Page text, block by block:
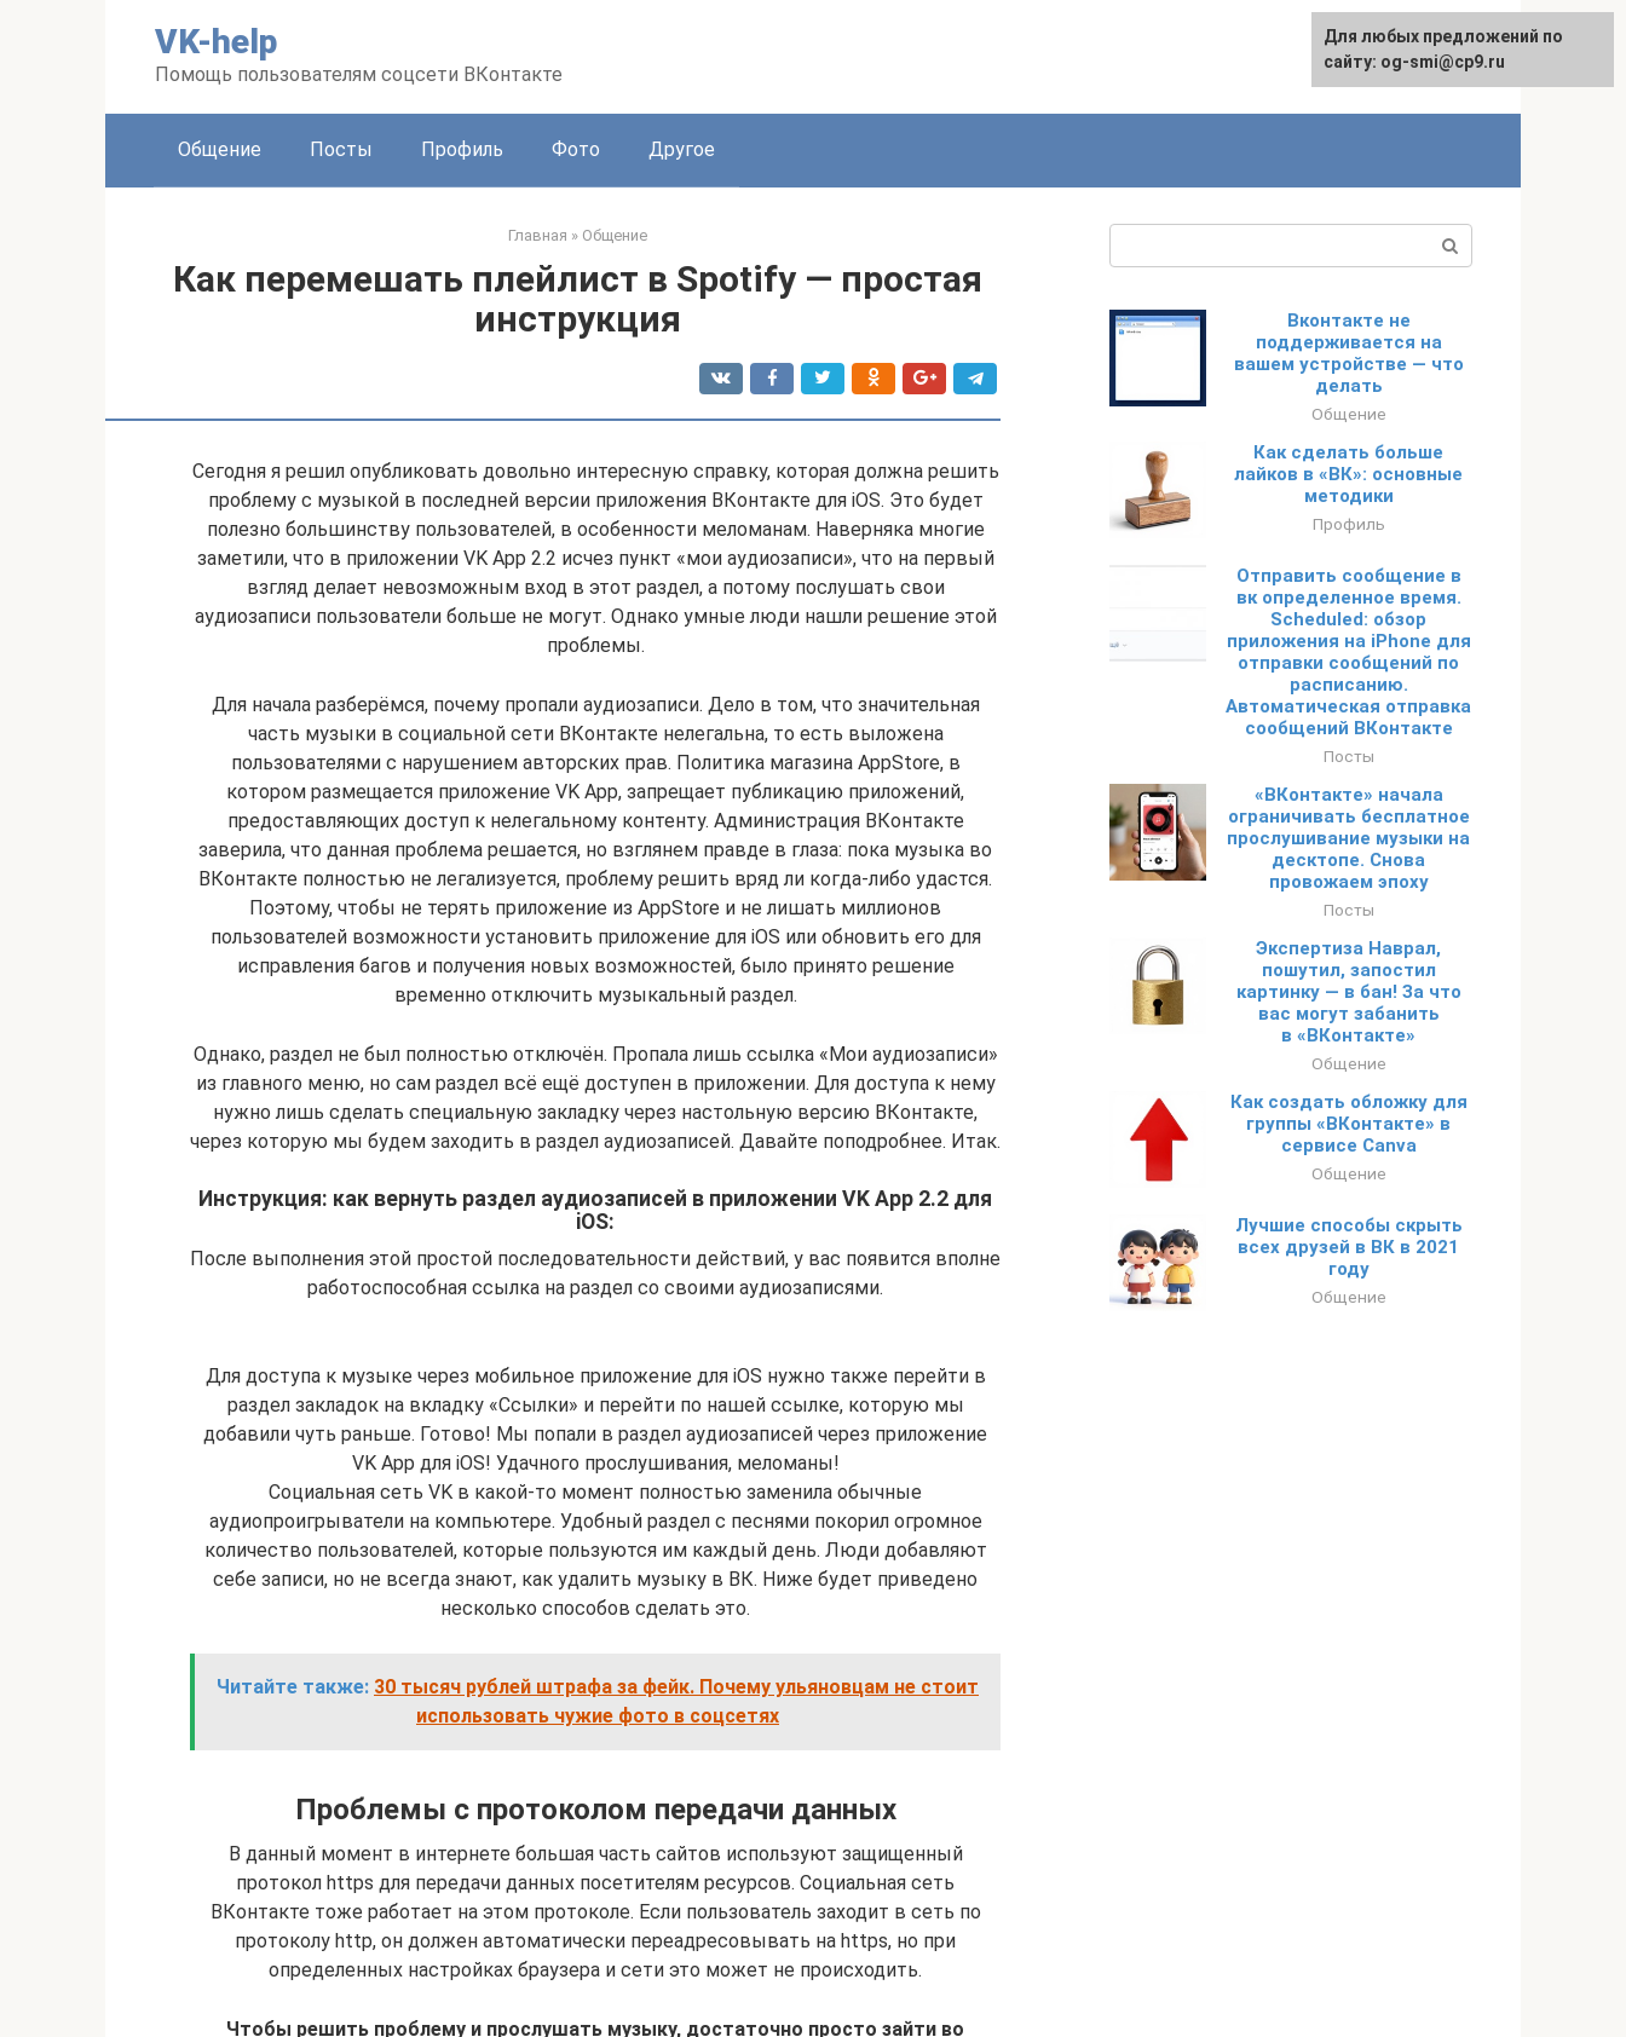
VK-help
Помощь пользователям соцсети ВКонтакте
Общение Посты Профиль Фото Другое
Главная » Общение
Как перемешать плейлист в Spotify — простая
инструкция
Сегодня я решил опубликовать довольно интересную справку, которая должна решить
проблему с музыкой в последней версии приложения ВКонтакте для iOS. Это будет
полезно большинству пользователей, в особенности меломанам. Наверняка многие
заметили, что в приложении VK App 2.2 исчез пункт «мои аудиозаписи», что на первый
взгляд делает невозможным вход в этот раздел, а потому послушать свои
аудиозаписи пользователи больше не могут. Однако умные люди нашли решение этой
проблемы.
Для начала разберёмся, почему пропали аудиозаписи. Дело в том, что значительная
часть музыки в социальной сети ВКонтакте нелегальна, то есть выложена
пользователями с нарушением авторских прав. Политика магазина AppStore, в
котором размещается приложение VK App, запрещает публикацию приложений,
предоставляющих доступ к нелегальному контенту. Администрация ВКонтакте
заверила, что данная проблема решается, но взглянем правде в глаза: пока музыка во
ВКонтакте полностью не легализуется, проблему решить вряд ли когда-либо удастся.
Поэтому, чтобы не терять приложение из AppStore и не лишать миллионов
пользователей возможности установить приложение для iOS или обновить его для
исправления багов и получения новых возможностей, было принято решение
временно отключить музыкальный раздел.
Однако, раздел не был полностью отключён. Пропала лишь ссылка «Мои аудиозаписи»
из главного меню, но сам раздел всё ещё доступен в приложении. Для доступа к нему
нужно лишь сделать специальную закладку через настольную версию ВКонтакте,
через которую мы будем заходить в раздел аудиозаписей. Давайте поподробнее. Итак.
Инструкция: как вернуть раздел аудиозаписей в приложении VK App 2.2 для
iOS:
После выполнения этой простой последовательности действий, у вас появится вполне
работоспособная ссылка на раздел со своими аудиозаписями.
Для доступа к музыке через мобильное приложение для iOS нужно также перейти в
раздел закладок на вкладку «Ссылки» и перейти по нашей ссылке, которую мы
добавили чуть раньше. Готово! Мы попали в раздел аудиозаписей через приложение
VK App для iOS! Удачного прослушивания, меломаны!
Социальная сеть VK в какой-то момент полностью заменила обычные
аудиопроигрыватели на компьютере. Удобный раздел с песнями покорил огромное
количество пользователей, которые пользуются им каждый день. Люди добавляют
себе записи, но не всегда знают, как удалить музыку в ВК. Ниже будет приведено
несколько способов сделать это.
Читайте также: 30 тысяч рублей штрафа за фейк. Почему ульяновцам не стоит
использовать чужие фото в соцсетях
Проблемы с протоколом передачи данных
В данный момент в интернете большая часть сайтов используют защищенный
протокол https для передачи данных посетителям ресурсов. Социальная сеть
ВКонтакте тоже работает на этом протоколе. Если пользователь заходит в сеть по
протоколу http, он должен автоматически переадресовывать на https, но при
определенных настройках браузера и сети это может не происходить.
Чтобы решить проблему и прослушать музыку, достаточно просто зайти во
Вконтакте не
поддерживается на
вашем устройстве — что
делать
Общение
Как сделать больше
лайков в «ВК»: основные
методики
Профиль
Отправить сообщение в
вк определенное время.
Scheduled: обзор
приложения на iPhone для
отправки сообщений по
расписанию.
Автоматическая отправка
сообщений ВКонтакте
Посты
«ВКонтакте» начала
ограничивать бесплатное
прослушивание музыки на
десктопе. Снова
провожаем эпоху
Посты
Экспертиза Наврал,
пошутил, запостил
картинку — в бан! За что
вас могут забанить
в «ВКонтакте»
Общение
Как создать обложку для
группы «ВКонтакте» в
сервисе Canva
Общение
Лучшие способы скрыть
всех друзей в ВК в 2021
году
Общение
Для любых предложений по
сайту: og-smi@cp9.ru